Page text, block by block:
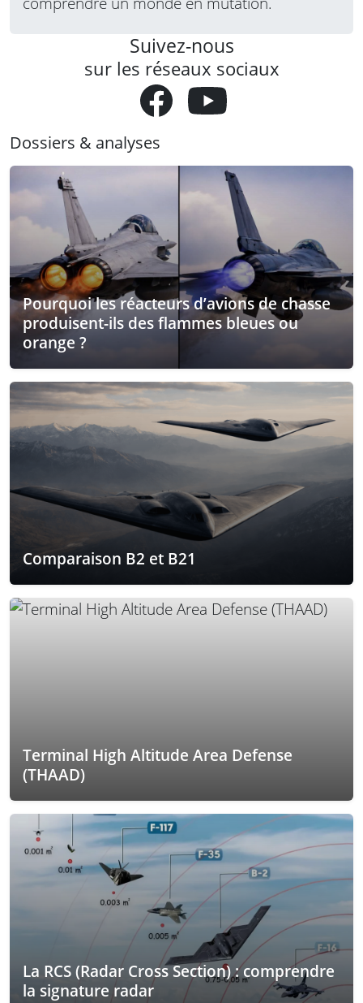
Suivez-nous
sur les réseaux sociaux
Dossiers & analyses
Pourquoi les réacteurs d’avions de chasse
produisent-ils des flammes bleues ou
orange ?
Comparaison B2 et B21
Terminal High Altitude Area Defense
(THAAD)
La RCS (Radar Cross Section) : comprendre
la signature radar